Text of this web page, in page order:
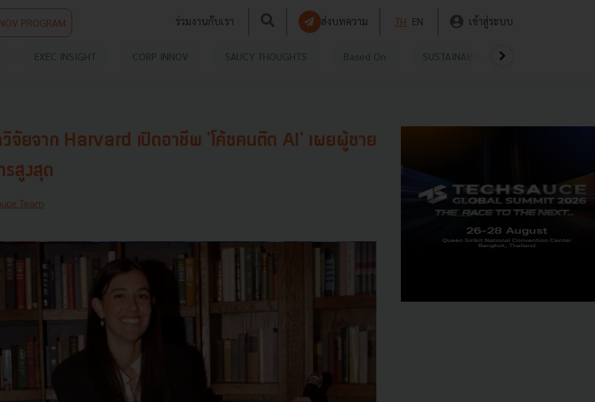
PROGRAM ร่วมงานกับเรา ส่งบทความ TH EN เข้าสู่ระบบ
EXEC INSIGHT CORP INNOV SAUCY THOUGHTS Based On SUSTAINABLE
ยจาก Harvard เปิดอาชีพ 'โค้ชคนติด AI' เผยผู้ชาย
รสูงสุด
Team